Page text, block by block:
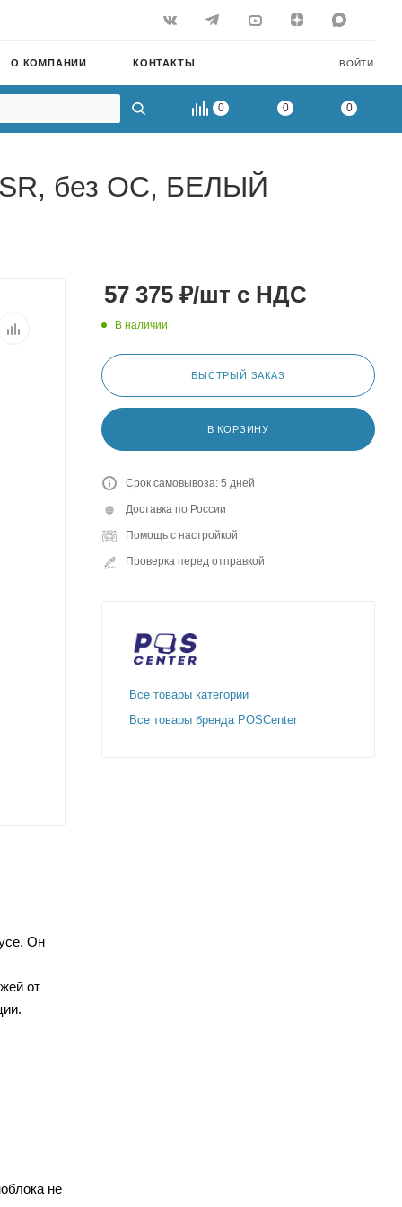
ВОЙТИ
О КОМПАНИИ КОНТАКТЫ
0 0 0
без ОС, БЕЛЫЙ
Он
от
не
57 375 ₽/шт с НДС
В наличии
БЫСТРЫЙ ЗАКАЗ
В КОРЗИНУ
Срок самовывоза: 5 дней
Доставка по России
Помощь с настройкой
Проверка перед отправкой
Все товары категории
Все товары бренда POSCenter